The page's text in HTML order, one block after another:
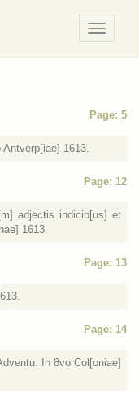
/
Meniu
Page: 5
1613.
Page: 12
adjectis indicib[us] et
1613.
Page: 13
Page: 14
In 8vo Col[oniae]